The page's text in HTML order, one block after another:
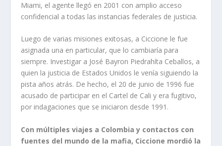
Miami, el agente llegó en 2001 con amplio acceso
confidencial a todas las instancias federales de justicia.
Luego de varias misiones exitosas, a Ciccione le fue
asignada una en particular, que lo cambiaría para
siempre. Investigar a José Bayron Piedrahíta Ceballos, a
quien la justicia de Estados Unidos le venía siguiendo la
pista años atrás. De hecho, el 20 de junio de 1996 fue
acusado de participar en el Cartel de Cali y era fugitivo,
por indagaciones que se iniciaron desde 1991.
Con múltiples viajes a Colombia y contactos con
fuentes del mundo de la mafia, Ciccione mordió la